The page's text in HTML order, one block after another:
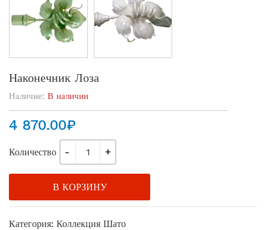
Наконечник Лоза
Наличие: В наличии
4 870.00₽
Количество
В КОРЗИНУ
Категория: Коллекция Шато